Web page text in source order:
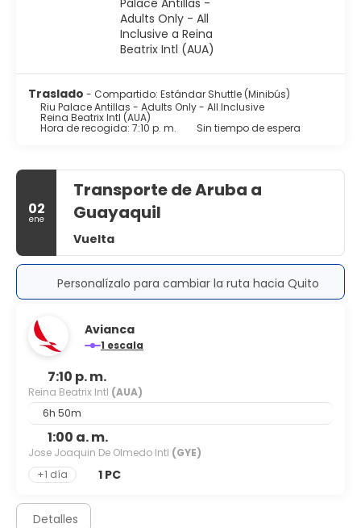
check-out hasta la 1 p. m. , y otros.
Traslado - Compartido: Estándar Shuttle (Minibús)
Riu Palace Antillas - Adults Only - All Inclusive
Reina Beatrix Intl (AUA)
Hora de recogida: 7:10 p. m. Sin tiempo de espera
02
ene
Transporte de Aruba a
Guayaquil
Vuelta
Personalízalo para cambiar la ruta hacia Quito
Avianca
1 escala
7:10 p. m.
Reina Beatrix Intl (AUA)
6h 50m
1:00 a. m.
Jose Joaquin De Olmedo Intl (GYE)
+1 día
1 PC
Detalles